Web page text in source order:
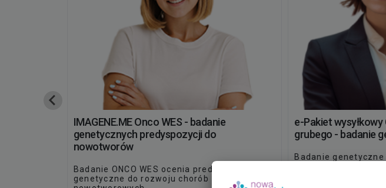
IMAGENE.ME Onco WES - badanie
genetycznych predyspozycji do
nowotworów
Badanie ONCO WES ocenia predyspozycje
genetyczne do rozwoju chorób
e-Pakiet
grubego - badanie
Badanie